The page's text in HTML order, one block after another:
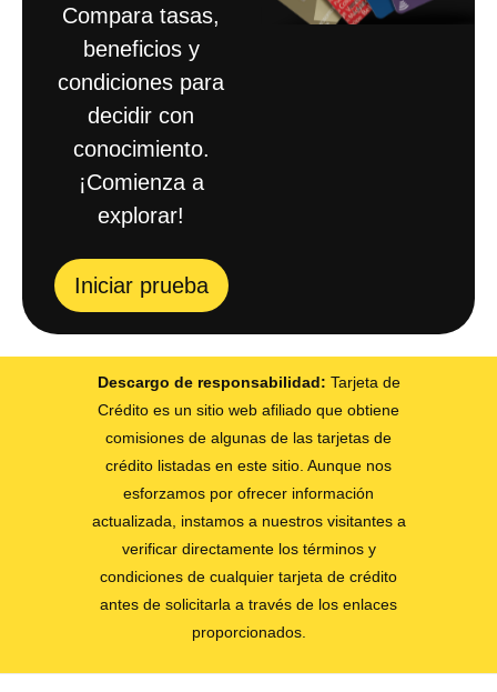
Compara tasas,
beneficios y
condiciones para
decidir con
conocimiento.
¡Comienza a
explorar!
Iniciar prueba
Descargo de responsabilidad: Tarjeta de
Crédito es un sitio web afiliado que obtiene
comisiones de algunas de las tarjetas de
crédito listadas en este sitio. Aunque nos
esforzamos por ofrecer información
actualizada, instamos a nuestros visitantes a
verificar directamente los términos y
condiciones de cualquier tarjeta de crédito
antes de solicitarla a través de los enlaces
proporcionados.